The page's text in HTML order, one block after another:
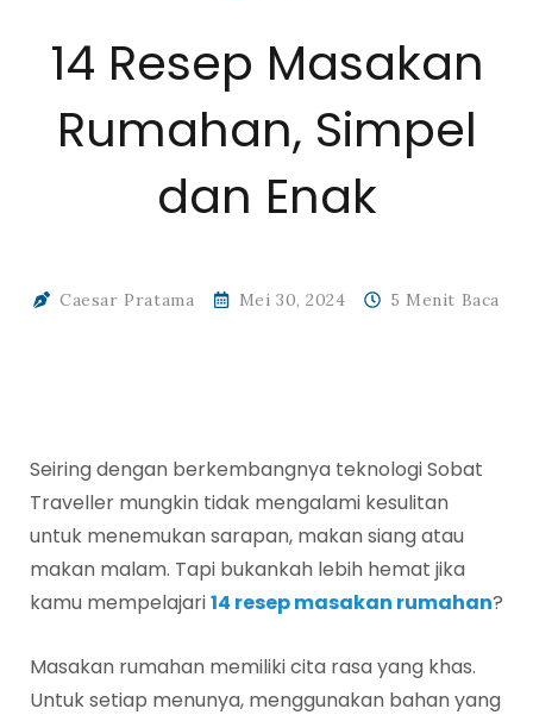
14 Resep Masakan
Rumahan, Simpel
dan Enak
Caesar Pratama Mei 30, 2024 5 Menit Baca
Seiring dengan berkembangnya teknologi Sobat
Traveller mungkin tidak mengalami kesulitan
untuk menemukan sarapan, makan siang atau
makan malam. Tapi bukankah lebih hemat jika
kamu mempelajari14 resep masakan rumahan?
Masakan rumahan memiliki cita rasa yang khas.
Untuk setiap menunya, menggunakan bahan yang